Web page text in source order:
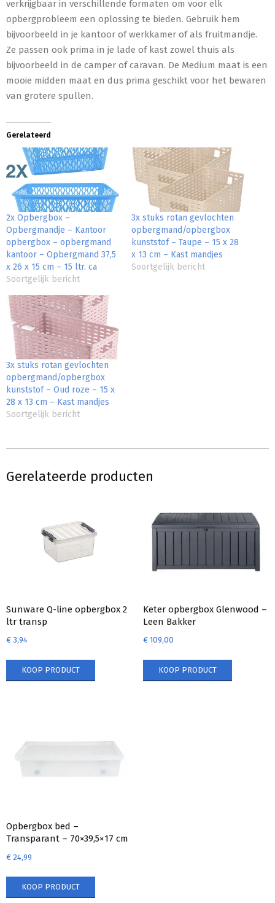
verkrijgbaar in verschillende formaten om voor elk
opbergprobleem een oplossing te bieden. Gebruik hem
bijvoorbeeld in je kantoor of werkkamer of als fruitmandje.
Ze passen ook prima in je lade of kast zowel thuis als
bijvoorbeeld in de camper of caravan. De Medium maat is een
mooie midden maat en dus prima geschikt voor het bewaren
van grotere spullen.
Gerelateerd
2x Opbergbox –
Opbergmandje – Kantoor
opbergbox – opbergmand
kantoor – Opbergmand 37,5
x 26 x 15 cm – 15 ltr. ca
Soortgelijk bericht
3x stuks rotan gevlochten
opbergmand/opbergbox
kunststof – Taupe – 15 x 28
x 13 cm – Kast mandjes
Soortgelijk bericht
3x stuks rotan gevlochten
opbergmand/opbergbox
kunststof – Oud roze – 15 x
28 x 13 cm – Kast mandjes
Soortgelijk bericht
Gerelateerde producten
Sunware Q-line opbergbox 2
ltr transp
€ 3,94
KOOP PRODUCT
Keter opbergbox Glenwood –
Leen Bakker
€109,00
KOOP PRODUCT
Opbergbox bed –
Transparant – 70×39,5×17 cm
€ 24,99
KOOP PRODUCT